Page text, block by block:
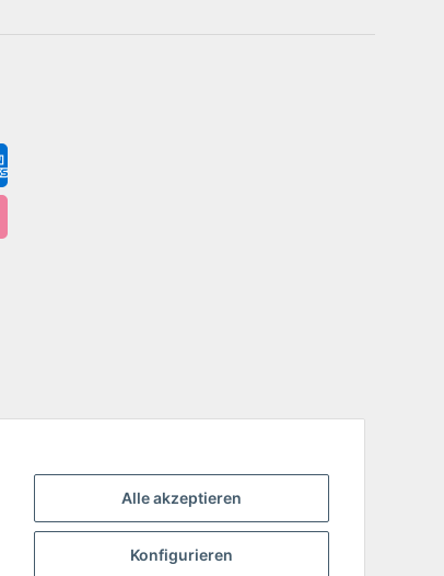
Alle akzeptieren
Konfigurieren